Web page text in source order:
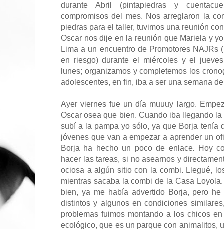
durante Abril (pintapiedras y
compromisos del mes. Nos arreglaron la
piedras para el taller, tuvimos una reunión
Oscar nos dije en la reunión que Mariela y
Lima a un encuentro de Promotores NAJRs
en riesgo) durante el miércoles y el
lunes; organizamos y completemos los
adolescentes, en fin, iba a ser una semana
Ayer viernes fue un día muuuy largo.
Oscar osea que bien. Cuando iba llegando
subí a la pampa yo sólo, ya que Borja tenía
jóvenes que van a empezar a aprender un
Borja ha hecho un poco de enlace. Hoy
hacer las tareas, si no asearnos y
ociosa a algún sitio con la combi. Llegué,
mientras sacaba la combi de la Casa
bien, ya me había advertido Borja, pero
distintos y algunos en condiciones
problemas fuimos montando a los chicos
ecológico, que es un parque con animalitos,